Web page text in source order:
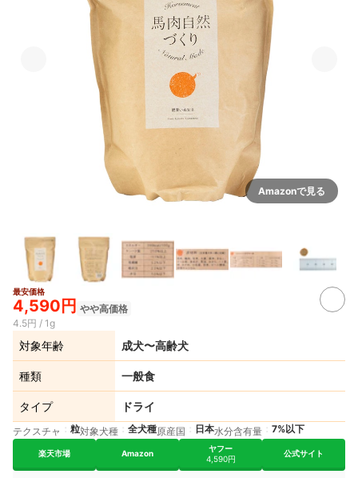
Amazonで見る
最安価格
4,590円 やや高価格
4.5円 / 1g
対象年齢 成犬〜高齢犬
種類 一般食
タイプ ドライ
テクスチャ 粒対象犬種 全犬種原産国 日本水分含有量 7%以下
楽天市場 Amazon
ヤフー
4,590円
公式サイト